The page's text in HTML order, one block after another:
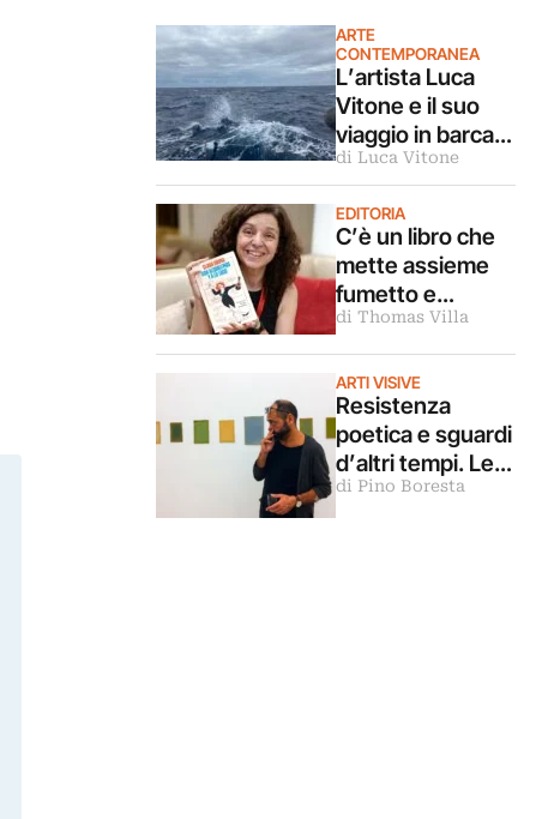
ARTE
CONTEMPORANEA
L’artista Luca
Vitone e il suo
viaggio in barca
verso
Sant’Elena: il
diario di bordo
di Luca Vitone
EDITORIA
C’è un libro che
mette assieme
fumetto e
matematica. Ce
lo raccontano le
due autrici
di Thomas Villa
ARTI VISIVE
Resistenza
poetica e sguardi
d’altri tempi. Le
morti di Fausto
Delle Chiaie e
di Pino Boresta